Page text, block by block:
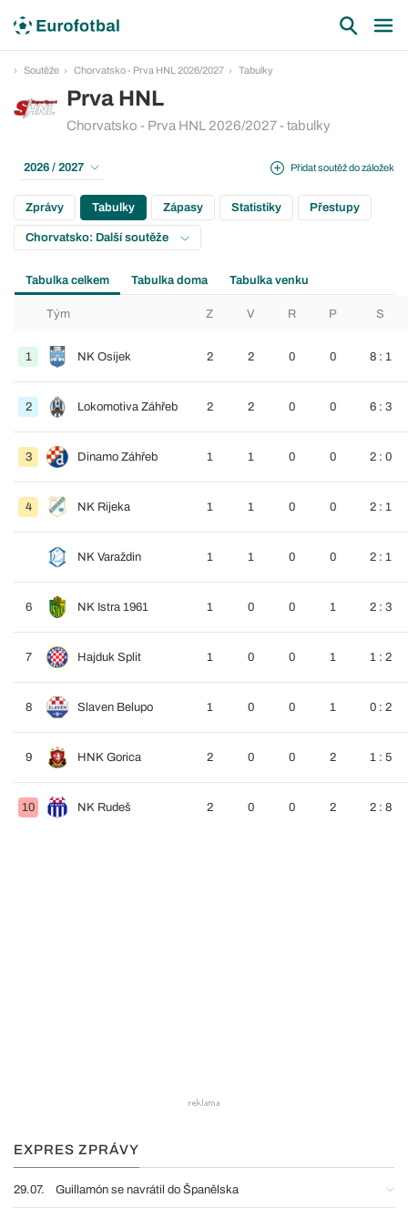
Soutěže Chorvatsko - Prva HNL 2026/2027 Tabulky
Prva HNL
Chorvatsko - Prva HNL 2026/2027 - tabulky
Přidat soutěž do záložek
2026 / 2027
Zprávy Tabulky Zápasy Statistiky Přestupy
Chorvatsko: Další soutěže
Tabulka celkem Tabulka doma Tabulka venku
Tým Z V R P S
1 NK Osijek 2 2 0 0 8 : 1
2 Lokomotiva Záhřeb 2 2 0 0 6 : 3
3 Dinamo Záhřeb 1 1 0 0 2 : 0
4 NK Rijeka 1 1 0 0 2 : 1
NK Varaždin 1 1 0 0 2 : 1
6 NK Istra 1961 1 0 0 1 2 : 3
7 Hajduk Split 1 0 0 1 1 : 2
8 Slaven Belupo 1 0 0 1 0 : 2
9 HNK Gorica 2 0 0 2 1 : 5
10 NK Rudeš 2 0 0 2 2 : 8
EXPRES ZPRÁVY
29.07. Guillamón se navrátil do Španělska